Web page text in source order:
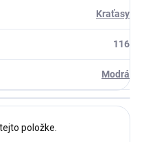
Kraťasy
116
Modrá
položke.